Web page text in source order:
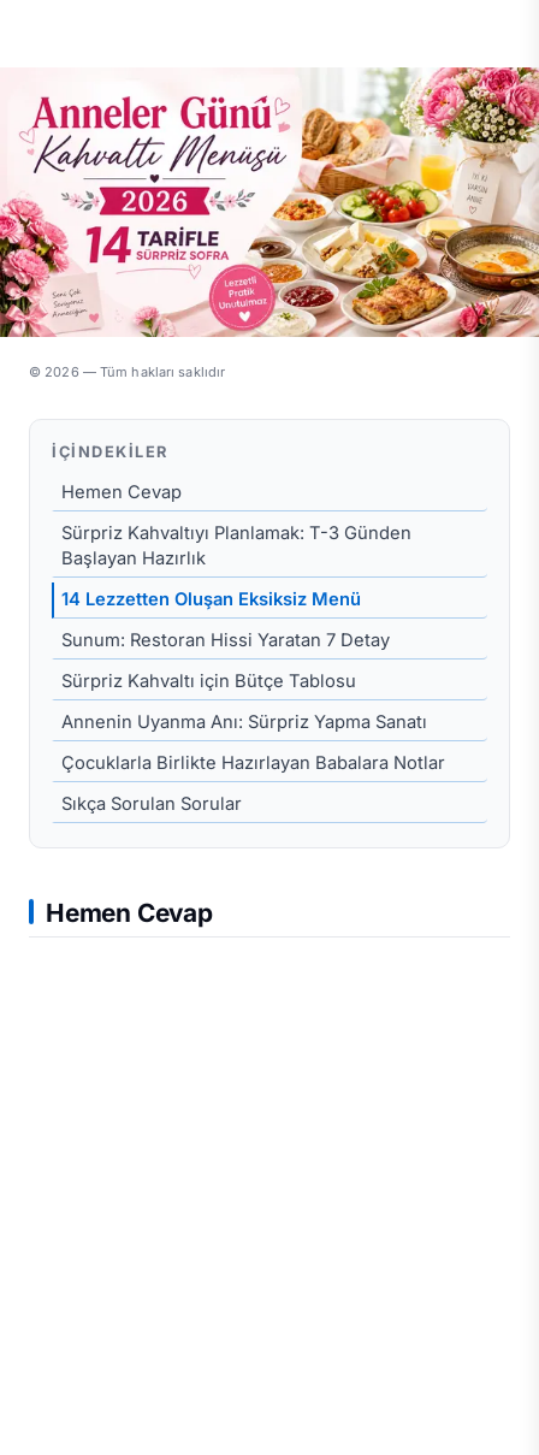
© 2026 — Tüm hakları saklıdır
İÇINDEKILER
Hemen Cevap
Sürpriz Kahvaltıyı Planlamak: T-3 Günden
Başlayan Hazırlık
14 Lezzetten Oluşan Eksiksiz Menü
Sunum: Restoran Hissi Yaratan 7 Detay
Sürpriz Kahvaltı için Bütçe Tablosu
Annenin Uyanma Anı: Sürpriz Yapma Sanatı
Çocuklarla Birlikte Hazırlayan Babalara Notlar
Sıkça Sorulan Sorular
Hemen Cevap